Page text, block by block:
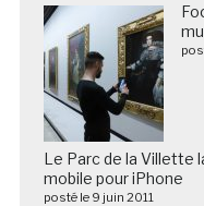
Le Parc de la Villette
mobile pour iPhone
posté le 9 juin 2011